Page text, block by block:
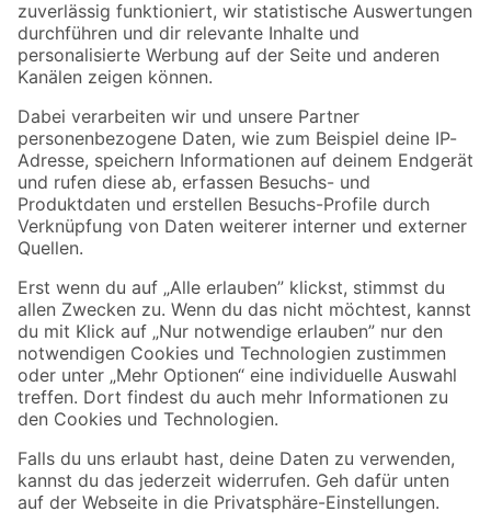
Zur Newsletter Anmeldung
Folge uns
Zahlungsarten Versandarten
Sicher einkaufen
Jetzt die toom-App herunterladen
Alle Preisangaben in EUR inkl. gesetzl. MwSt.. Die dargestellten Angebote sind unter
Umständen nicht in allen Märkten verfügbar. Die angegebenen Verfügbarkeiten beziehen